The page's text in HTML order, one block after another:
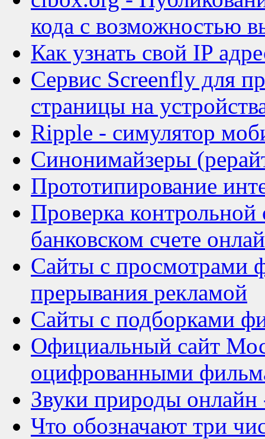
кода с возможностью
Как узнать свой IP
Сервис Screenfly для
страницы на
Ripple - симулятор
Синонимайзеры
Прототипирование
Проверка
банковском счете
Сайты с просмотрами
прерывания рекламой
Сайты с подборками
Официальный сайт
оцифрованными
Звуки природы онлайн
Что обозначают три